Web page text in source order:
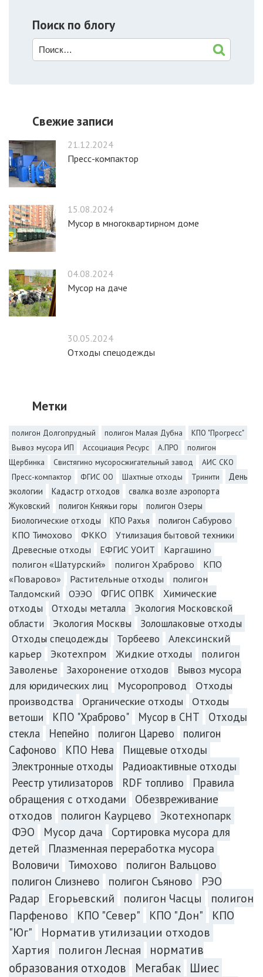
Поиск по блогу
Свежие записи
21.12.2024
Пресс-компактор
15.08.2024
Мусор в многоквартирном доме
04.08.2024
Мусор на даче
30.05.2024
Отходы спецодежды
Метки
полигон Долгопрудный полигон Малая Дубна
КПО "Прогресс"
Вывоз мусора ИП
Ассоциация Ресурс А.ПРО
полигон
Щербинка
Свистягино мусоросжигательный завод
АИС СКО
Пресс-компактор
ФГИС ОО Шахтные отходы Тринити
День
экологии
Кадастр отходов
свалка возле аэропорта
Жуковский
полигон Княжьи горы
полигон Озеры
Биологические отходы
КПО Рахья
полигон Сабурово
КПО Тимохово
ФККО
Утилизация бытовой техники
Древесные отходы
ЕФГИС УОИТ
Каргашино
полигон «Шатурский»
полигон Храброво
КПО
«Поварово»
Растительные отходы
полигон
Талдомский
ОЭЭО ФГИС ОПВК
Химические
отходы
Отходы металла
Экология Московской
области
Экология Москвы
Золошлаковые отходы
Отходы спецодежды
Торбеево
Алексинский
карьер
Экотехпром Жидкие отходы
полигон
Заволенье
Захоронение отходов
Вывоз мусора
для юридических лиц
Мусоропровод
Отходы
производства
Органические отходы
Отходы
ветоши
КПО "Храброво" Мусор в СНТ
Отходы
стекла
Непейно полигон Царево
полигон
Сафоново
КПО Нева
Пищевые отходы
Электронные отходы
Радиоактивные отходы
Реестр утилизаторов
RDF топливо
Правила
обращения с отходами
Обезвреживание
отходов
полигон Каурцево
Экотехнопарк
ФЭО
Мусор дача
Сортировка мусора для
детей
Плазменная переработка мусора
Воловичи
Тимохово
полигон Вальцово
полигон Слизнево
полигон Съяново
РЭО
Радар
Егорьевский полигон Часцы
полигон
Парфеново
КПО "Север" КПО "Дон"
КПО
"Юг"
Норматив утилизации отходов
Хартия
полигон Лесная
норматив
образования отходов
Мегабак
Шиес